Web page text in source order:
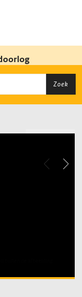
Zoek